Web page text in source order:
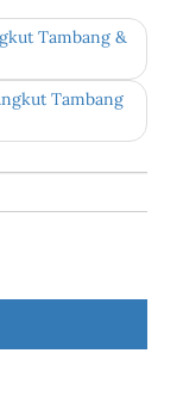
Tambang &
Tambang